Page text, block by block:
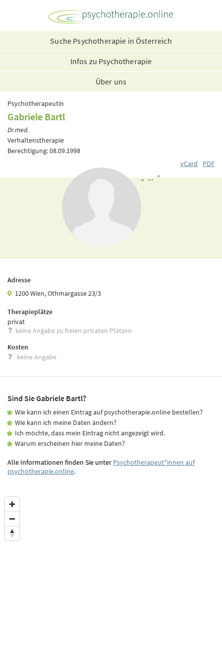
Suche Psychotherapie in Österreich
Infos zu Psychotherapie
Über uns
Psychotherapeutin
Gabriele Bartl
Dr.med.
Verhaltenstherapie
Berechtigung: 08.09.1998
vCard
PDF
„ ... “
Adresse
1200 Wien, Othmargasse 23/3
Therapieplätze
privat
keine Angabe zu freien privaten Plätzen
Kosten
keine Angabe
Sind Sie Gabriele Bartl?
Wie kann ich einen Eintrag auf psychotherapie.online bestellen?
Wie kann ich meine Daten ändern?
Ich möchte, dass mein Eintrag nicht angezeigt wird.
Warum erscheinen hier meine Daten?
Alle Informationen finden Sie unter Psychotherapeut*innen auf
psychotherapie.online.